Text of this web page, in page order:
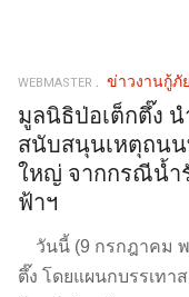
WEBMASTER ข่าวงานกู้ภัย
มูลนิธิป่อเต็กตึ๊ง
สนับสนุนเหตุถน
ใหญ่ จากกรณีน้ำ
ฟ้าฯ
วันนี้ (9 กรกฎาคม พ
ตึ๊ง โดยแผนกบรรเท